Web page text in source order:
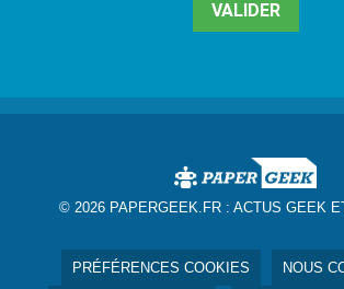
© 2026 PAPERGEEK.FR : ACTUS GEEK
PRÉFÉRENCES COOKIES NOUS